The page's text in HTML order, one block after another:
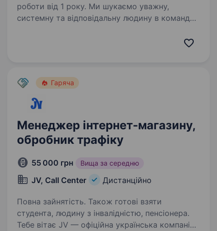
роботи від 1 року. Ми шукаємо уважну,
системну та відповідальну людину в команду
Гаряча
Менеджер інтернет-магазину,
обробник трафіку
55 000 грн Вища за середню
JV, Call Center Дистанційно
Повна зайнятість. Також готові взяти
студента, людину з інвалідністю, пенсіонера.
Тебе вітає JV — офіційна українська компанія,